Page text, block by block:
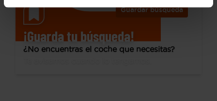
Guardar búsqueda
¡Guarda tu búsqueda!
¿No encuentras el coche que necesitas?